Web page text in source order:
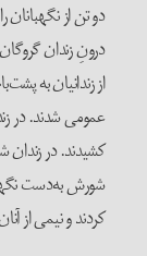
دو تن از
درونِ زندان
از زندانیان به
عمومی شدند. در
کشیدند. در
شورش به‌دست
کردند و نیمی از